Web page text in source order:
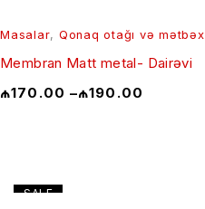
Masalar, Qonaq otağı və mətbəx
Membran Matt metal- Dairəvi
₼170.00 –₼190.00
SALE